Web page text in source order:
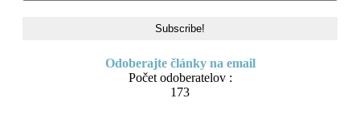
Odoberajte články na email
Počet odoberatelov :
173